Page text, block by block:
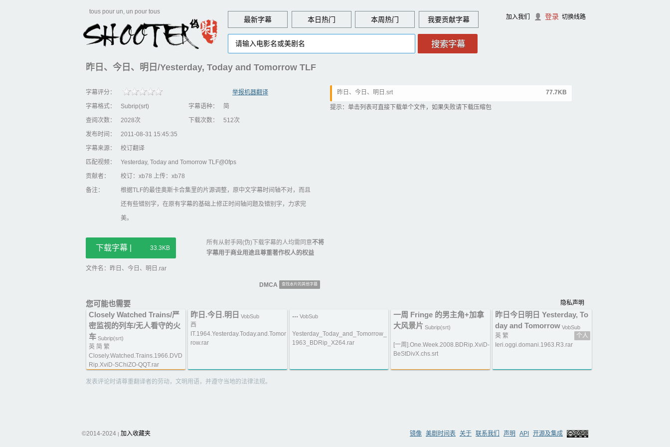
tous pour un, un pour tous
最新字幕 本日热门 本周热门 贡献字幕 加入我们 登录 切换线路
昨日、今日、明日/Yesterday, Today and Tomorrow TLF
字幕评分：
举报机器翻译
字幕格式：
Subrip(srt) 字幕语种：
简
查阅次数：
2028次 下载次数：
512次
发布时间：
2011-08-31 15:45:35
字幕来源：
校订翻译
匹配视频：
Yesterday, Today and Tomorrow TLF@0fps
贡献者：
校订：xb78 上传：xb78
备注：
根据TLF的最佳奥斯卡合集里的片源调整，原中文字幕时间轴不对，而且
还有些错别字，在原有字幕的基础上修正时间轴问题及错别字，力求完
美。
下载字幕 | 33.3KB
所有从射手网(伪)下载字幕的人均需同意不将
字幕用于商业用途且尊重著作权人的权益
文件名：昨日、今日、明日.rar
昨日、今日、明日.srt 77.7KB
提示：单击列表可直接下载单个文件，如果失败请下载压缩包
DMCA 查找本片的其他字幕
您可能也需要 隐私声明
Closely Watched Trains/严
密监视的列车/无人看守的火
车 Subrip(srt)
英 简 繁
Closely.Watched.Trains.1966.DVD
Rip.XviD-SChiZO-QQT.rar
昨日.今日.明日 VobSub
西
IT.1964.Yesterday.Today.and.Tomor
row.rar
... VobSub
Yesterday_Today_and_Tomorrow_
1963_BDRip_X264.rar
一周 Fringe 的男主角+加拿
大风景片 Subrip(srt)
[一周].One.Week.2008.BDRip.XviD-
BeStDivX.chs.srt
昨日今日明日 Yesterday, To
day and Tomorrow VobSub
英 繁
个人
Ieri.oggi.domani.1963.R3.rar
发表评论时请尊重翻译者的劳动，文明用语，并遵守当地的法律法规。
©2014-2024 | 加入收藏夹 镜像 美剧时间表 关于 联系我们 声明 API 开源及集成